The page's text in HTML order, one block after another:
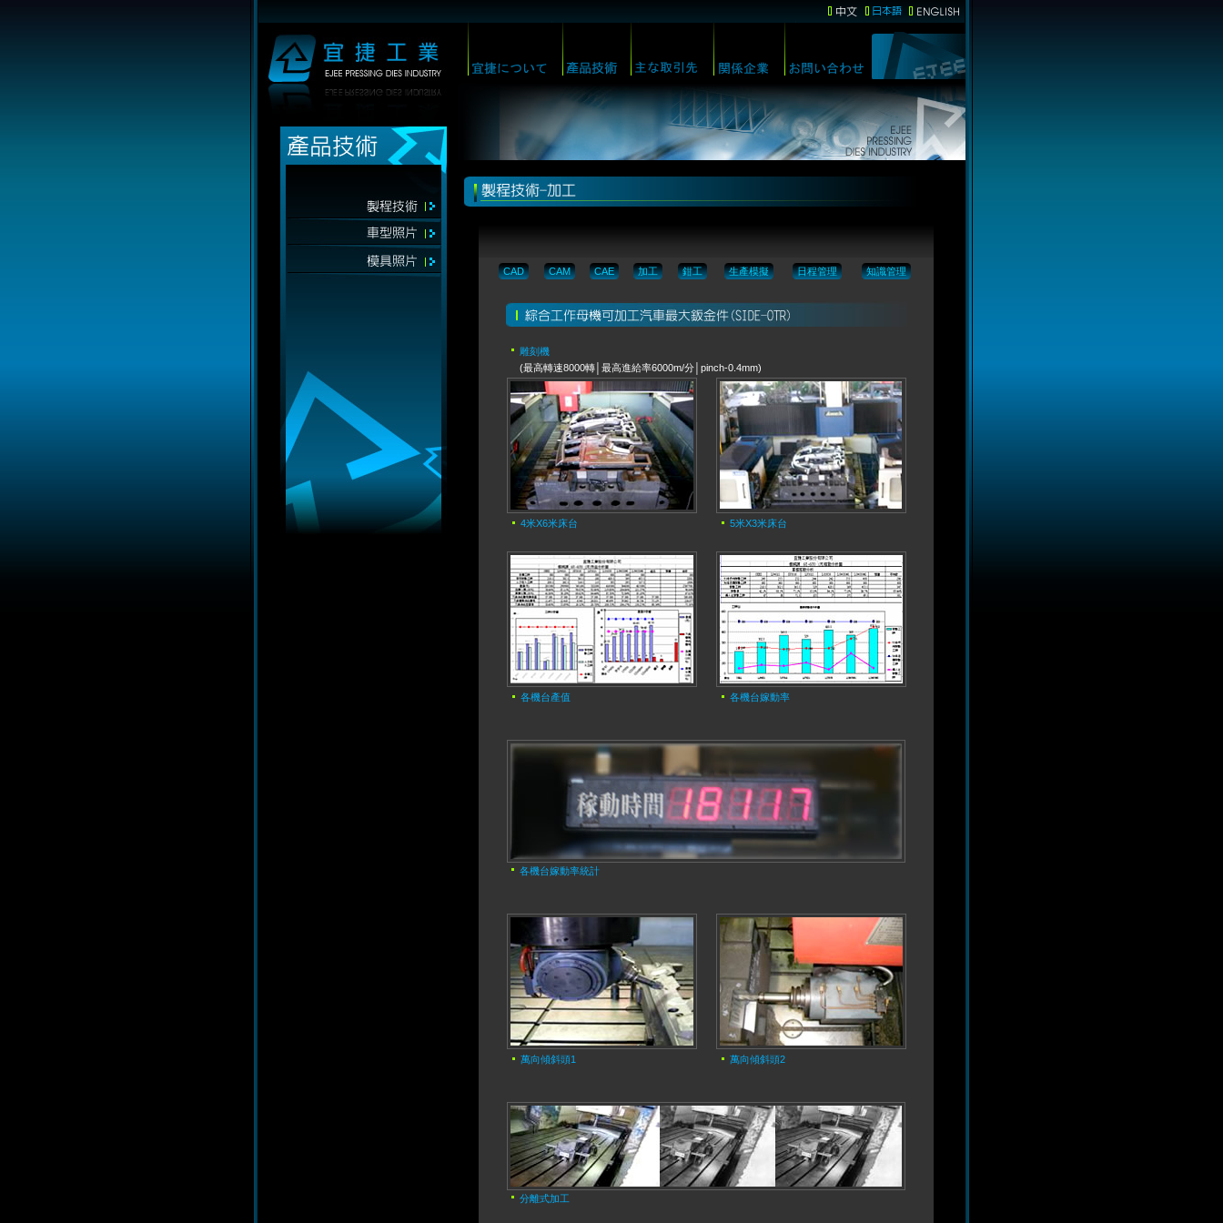
CAD CAM CAE 加工 鉗工 生產模擬 日程管理 知識管理
雕刻機
(最高轉速8000轉│最高進給率6000m/分│pinch-0.4mm)
4米X6米床台 5米X3米床台
各機台產值 各機台嫁動率
各機台嫁動率統計
萬向傾斜頭1 萬向傾斜頭2
分離式加工